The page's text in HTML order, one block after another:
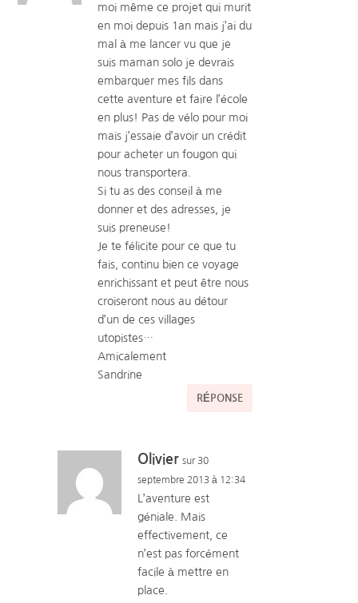
moi même ce projet qui murit
en moi depuis 1an mais j’ai du
mal à me lancer vu que je
suis maman solo je devrais
embarquer mes fils dans
cette aventure et faire l’école
en plus! Pas de vélo pour moi
mais j’essaie d’avoir un crédit
pour acheter un fougon qui
nous transportera.
Si tu as des conseil à me
donner et des adresses, je
suis preneuse!
Je te félicite pour ce que tu
fais, continu bien ce voyage
enrichissant et peut être nous
croiseront nous au détour
d’un de ces villages
utopistes…
Amicalement
Sandrine
RÉPONSE
Olivier sur 30
septembre 2013 à 12:34
L’aventure est
géniale. Mais
effectivement, ce
n’est pas forcément
facile à mettre en
place.